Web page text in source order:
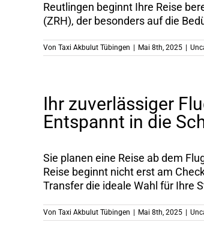
Reutlingen beginnt Ihre Reise
(ZRH), der besonders auf die
Von Taxi Akbulut Tübingen Mai 8th, 2025
Ihr zuverlässiger
Entspannt in die
Sie planen eine Reise ab dem
Reise beginnt nicht erst am
Transfer die ideale Wahl für Ihre
Von Taxi Akbulut Tübingen Mai 8th, 2025